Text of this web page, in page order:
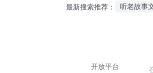
最新搜索推荐： 听老故事
开放平台